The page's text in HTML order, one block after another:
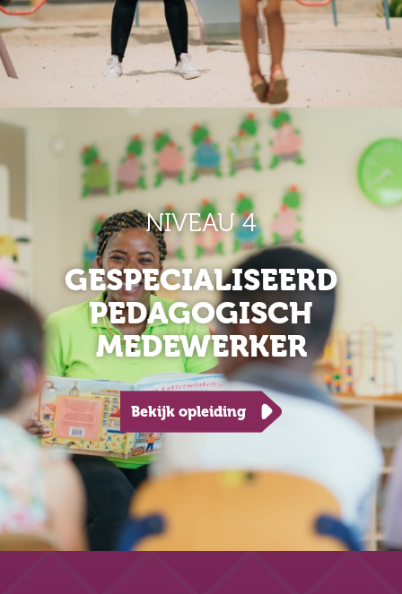
NIVEAU 4
GESPECIALISEERD
PEDAGOGISCH
MEDEWERKER
Bekijk opleiding